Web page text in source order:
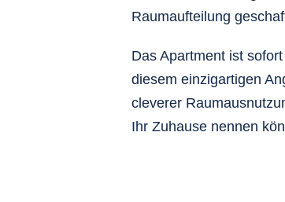
Raumaufteilung
Das Apartment ist
diesem einzigartigen
cleverer
Ihr Zuhause nennen